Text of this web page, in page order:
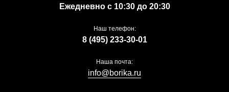
Ежедневно с 10:30 до 20:30
Наш телефон:
8 (495) 233-30-01
Наша почта:
info@borika.ru